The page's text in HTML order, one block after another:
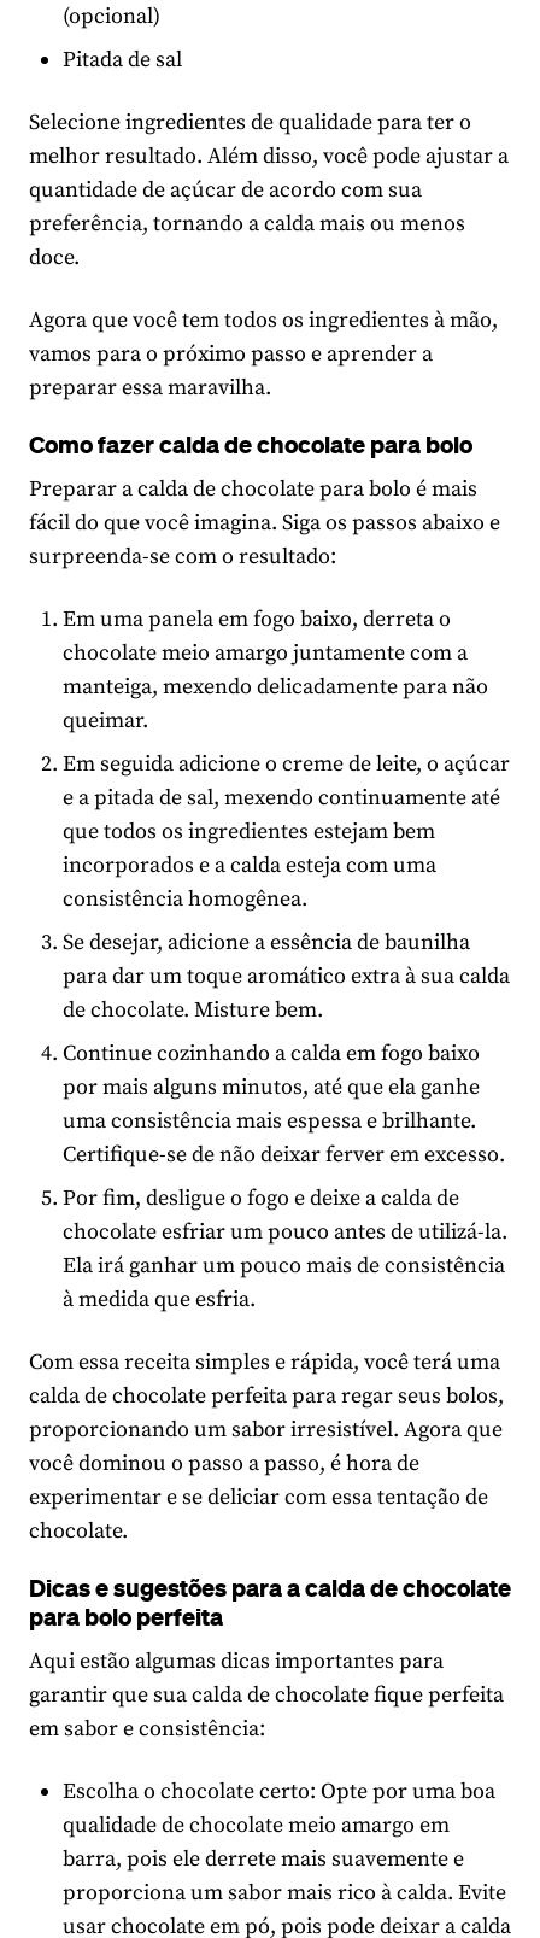
(opcional)
Pitada de sal
Selecione ingredientes de qualidade para ter o
melhor resultado. Além disso, você pode ajustar a
quantidade de açúcar de acordo com sua
preferência, tornando a calda mais ou menos
doce.
Agora que você tem todos os ingredientes à mão,
vamos para o próximo passo e aprender a
preparar essa maravilha.
Como fazer calda de chocolate para bolo
Preparar a calda de chocolate para bolo é mais
fácil do que você imagina. Siga os passos abaixo e
surpreenda-se com o resultado:
Em uma panela em fogo baixo, derreta o
chocolate meio amargo juntamente com a
manteiga, mexendo delicadamente para não
queimar.
Em seguida adicione o creme de leite, o açúcar
e a pitada de sal, mexendo continuamente até
que todos os ingredientes estejam bem
incorporados e a calda esteja com uma
consistência homogênea.
Se desejar, adicione a essência de baunilha
para dar um toque aromático extra à sua calda
de chocolate. Misture bem.
Continue cozinhando a calda em fogo baixo
por mais alguns minutos, até que ela ganhe
uma consistência mais espessa e brilhante.
Certifique-se de não deixar ferver em excesso.
Por fim, desligue o fogo e deixe a calda de
chocolate esfriar um pouco antes de utilizá-la.
Ela irá ganhar um pouco mais de consistência
à medida que esfria.
Com essa receita simples e rápida, você terá uma
calda de chocolate perfeita para regar seus bolos,
proporcionando um sabor irresistível. Agora que
você dominou o passo a passo, é hora de
experimentar e se deliciar com essa tentação de
chocolate.
Dicas e sugestões para a calda de chocolate
para bolo perfeita
Aqui estão algumas dicas importantes para
garantir que sua calda de chocolate fique perfeita
em sabor e consistência:
Escolha o chocolate certo: Opte por uma boa
qualidade de chocolate meio amargo em
barra, pois ele derrete mais suavemente e
proporciona um sabor mais rico à calda. Evite
usar chocolate em pó, pois pode deixar a calda